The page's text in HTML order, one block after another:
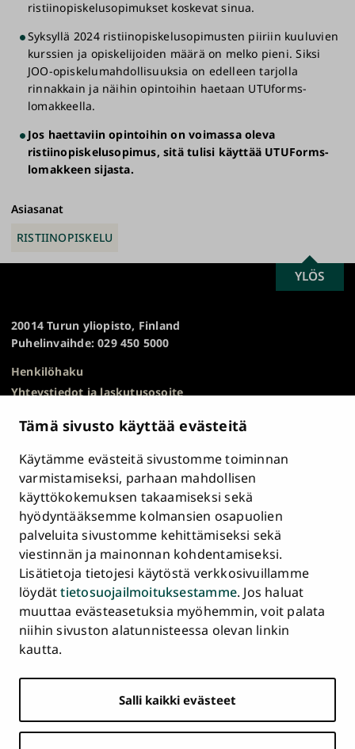
Tämä sivusto käyttää evästeitä
Käytämme evästeitä sivustomme toiminnan
varmistamiseksi, parhaan mahdollisen
käyttökokemuksen takaamiseksi sekä
hyödyntääksemme kolmansien osapuolien
palveluita sivustomme kehittämiseksi sekä
viestinnän ja mainonnan kohdentamiseksi.
Lisätietoja tietojesi käytöstä verkkosivuillamme
löydättietosuojailmoituksestamme. Jos haluat
muuttaa evästeasetuksia myöhemmin, voit palata
niihin sivuston alatunnisteessa olevan linkin
kautta.
Salli kaikki evästeet
ristiinopiskelusopimukset koskevat sinua.
Syksyllä 2024 ristiinopiskelusopimusten piiriin kuuluvien
kurssien ja opiskelijoiden määrä on melko pieni. Siksi
JOO-opiskelumahdollisuuksia on edelleen tarjolla
rinnakkain ja näihin opintoihin haetaan UTUforms-
lomakkeella.
Jos haettaviin opintoihin on voimassa oleva
ristiinopiskelusopimus, sitä tulisi käyttää UTUForms-
lomakkeen sijasta.
Asiasanat
RISTIINOPISKELU
20014 Turun yliopisto, Finland
Puhelinvaihde: 029 450 5000
Henkilöhaku
Yhteystiedot ja laskutusosoite
HR Excellence in Research
Tietosuojailmoitus
Asiakirjajulkisuuskuvaus ja tietopyynnöt
Väärinkäytösepäilyt
Saavutettavuusseloste
Palaute
Intranet ja sähköiset työkalut
Evästeasetukset
Päävalikko
alatunnisteessa
ETUSIVU
YHTEISTYÖ
Turun
yliopisto
Facebookissa
Turun
yliopisto
Instagramissa
TurunTurunTurunTurun
SCROLL
TO
YLÖS